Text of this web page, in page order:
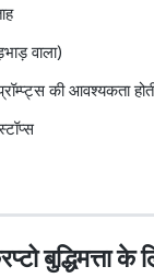
वाला)
की आवश्यकता
बुद्धिमत्ता के